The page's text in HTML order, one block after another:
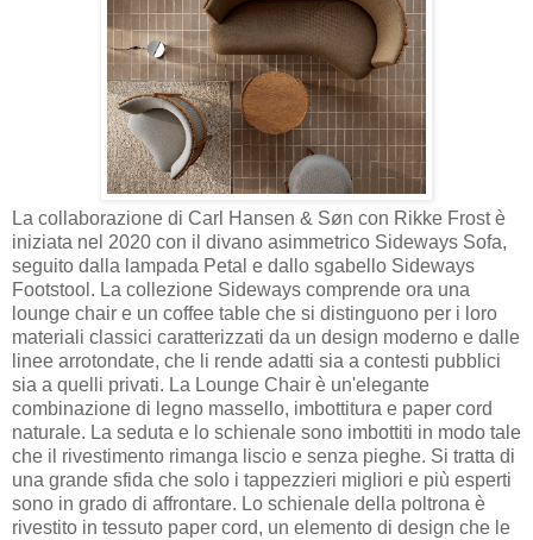
La collaborazione di Carl Hansen & Søn con Rikke Frost è
iniziata nel 2020 con il divano asimmetrico Sideways Sofa,
seguito dalla lampada Petal e dallo sgabello Sideways
Footstool. La collezione Sideways comprende ora una
lounge chair e un coffee table che si distinguono per i loro
materiali classici caratterizzati da un design moderno e dalle
linee arrotondate, che li rende adatti sia a contesti pubblici
sia a quelli privati. La Lounge Chair è un'elegante
combinazione di legno massello, imbottitura e paper cord
naturale. La seduta e lo schienale sono imbottiti in modo tale
che il rivestimento rimanga liscio e senza pieghe. Si tratta di
una grande sfida che solo i tappezzieri migliori e più esperti
sono in grado di affrontare. Lo schienale della poltrona è
rivestito in tessuto paper cord, un elemento di design che le